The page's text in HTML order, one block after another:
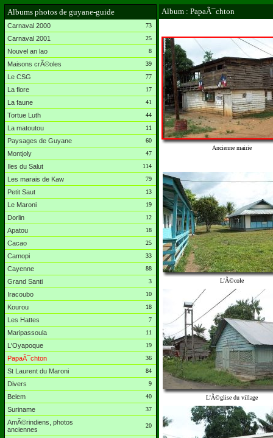
Albums photos de guyane-guide
Carnaval 2000 73
Carnaval 2001 25
Nouvel an lao 8
Maisons crÃ©oles 39
Le CSG 77
La flore 17
La faune 41
Tortue Luth 44
La matoutou 11
Paysages de Guyane 60
Montjoly 47
Iles du Salut 114
Les marais de Kaw 79
Petit Saut 13
Le Maroni 19
Dorlin 12
Apatou 18
Cacao 25
Camopi 33
Cayenne 88
Grand Santi 3
Iracoubo 10
Kourou 18
Les Hattes 7
Maripassoula 11
L'Oyapoque 19
PapaÃ¯chton 36
St Laurent du Maroni 84
Divers 9
Belem 40
Suriname 37
AmÃ©rindiens, photos
anciennes
20
Album : PapaÃ¯chton
Ancienne mairie
L'Ã©cole
L'Ã©glise du village